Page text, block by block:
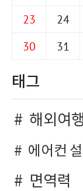
23
24
30
31
태그
해외여
에어컨
면역력